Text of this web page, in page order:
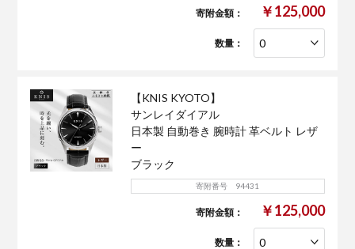
寄附金額： ￥125,000
数量：
【KNIS KYOTO】
サンレイダイアル
日本製 自動巻き 腕時計 革ベルト レザ
ー
ブラック
寄附番号 94431
寄附金額： ￥125,000
数量：